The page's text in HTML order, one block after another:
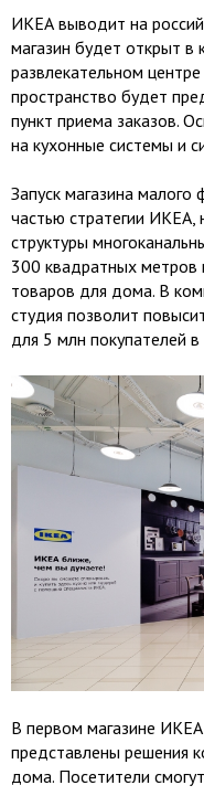
ИКЕА выводит на
магазин будет открыт в
развлекательном
пространство будет
пункт приема заказов.
на кухонные системы и
Запуск магазина малого
частью стратегии
структуры
300 квадратных метров
товаров для дома. В
студия позволит
для 5 млн покупателей
В первом магазине
представлены решения
дома. Посетители